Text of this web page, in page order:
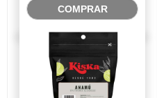
COMPRAR